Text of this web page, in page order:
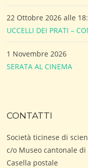
22 Ottobre 2026 alle
UCCELLI DEI PRATI –
1 Novembre 2026
SERATA AL CINEMA
CONTATTI
Società ticinese di
c/o Museo cantonale
Casella postale